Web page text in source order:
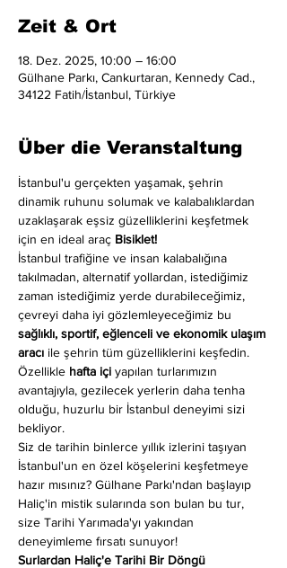
Zeit & Ort
18. Dez. 2025, 10:00 – 16:00
Gülhane Parkı, Cankurtaran, Kennedy Cad.,
34122 Fatih/İstanbul, Türkiye
Über die Veranstaltung
İstanbul'u gerçekten yaşamak, şehrin
dinamik ruhunu solumak ve kalabalıklardan
uzaklaşarak eşsiz güzelliklerini keşfetmek
için en ideal araç Bisiklet!
İstanbul trafiğine ve insan kalabalığına
takılmadan, alternatif yollardan, istediğimiz
zaman istediğimiz yerde durabileceğimiz,
çevreyi daha iyi gözlemleyeceğimiz bu
sağlıklı, sportif, eğlenceli ve ekonomik ulaşım
aracı ile şehrin tüm güzelliklerini keşfedin.
Özellikle hafta içi yapılan turlarımızın
avantajıyla, gezilecek yerlerin daha tenha
olduğu, huzurlu bir İstanbul deneyimi sizi
bekliyor.
Siz de tarihin binlerce yıllık izlerini taşıyan
İstanbul'un en özel köşelerini keşfetmeye
hazır mısınız? Gülhane Parkı'ndan başlayıp
Haliç'in mistik sularında son bulan bu tur,
size Tarihi Yarımada'yı yakından
deneyimleme fırsatı sunuyor!
Surlardan Haliç'e Tarihi Bir Döngü